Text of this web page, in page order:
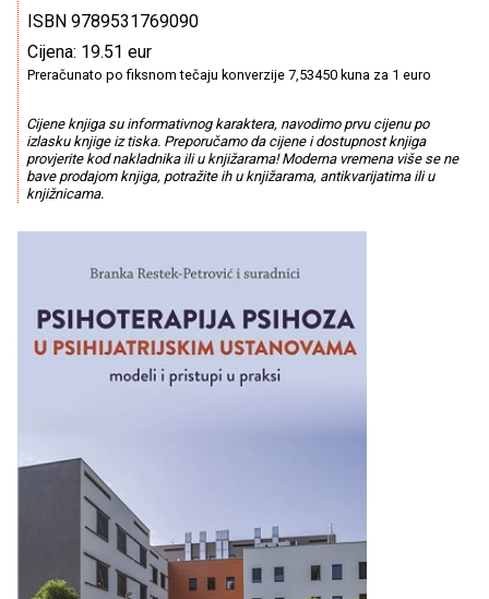
ISBN 9789531769090
Cijena: 19.51 eur
Preračunato po fiksnom tečaju konverzije 7,53450 kuna za 1 euro
Cijene knjiga su informativnog karaktera, navodimo prvu cijenu po
izlasku knjige iz tiska. Preporučamo da cijene i dostupnost knjiga
provjerite kod nakladnika ili u knjižarama! Moderna vremena više se ne
bave prodajom knjiga, potražite ih u knjižarama, antikvarijatima ili u
knjižnicama.